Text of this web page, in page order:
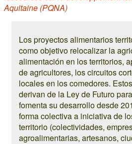
Aquitaine (PQNA)
Los proyectos alimentarios
como objetivo relocalizar la
alimentación en los territorios,
de agricultores, los circuitos
locales en los comedores.
derivan de la Ley de Futuro
fomenta su desarrollo desde
forma colectiva a iniciativa de
territorio (colectividades,
agroalimentarias, artesanos,